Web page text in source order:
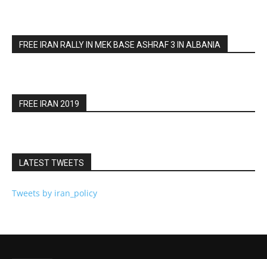
FREE IRAN RALLY IN MEK BASE ASHRAF 3 IN ALBANIA
FREE IRAN 2019
LATEST TWEETS
Tweets by iran_policy